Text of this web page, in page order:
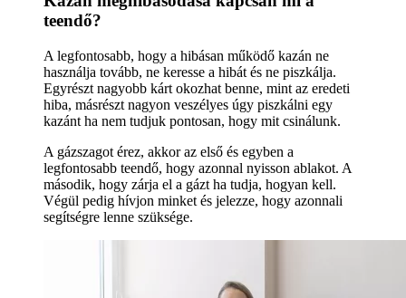
teendő?
A legfontosabb, hogy a hibásan működő kazán ne
használja tovább, ne keresse a hibát és ne piszkálja.
Egyrészt nagyobb kárt okozhat benne, mint az eredeti
hiba, másrészt nagyon veszélyes úgy piszkálni egy
kazánt ha nem tudjuk pontosan, hogy mit csinálunk.
A gázszagot érez, akkor az első és egyben a
legfontosabb teendő, hogy azonnal nyisson ablakot. A
második, hogy zárja el a gázt ha tudja, hogyan kell.
Végül pedig hívjon minket és jelezze, hogy azonnali
segítségre lenne szüksége.